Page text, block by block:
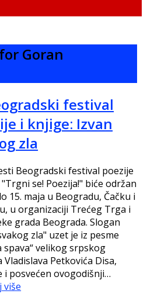
Goran
festival
i knjige: Izvan
zla
Beogradski festival poezije
se! Poezija!" biće održan
15. maja u Beogradu, Čačku i
u organizaciji Trećeg Trga i
grada Beograda. Slogan
zla" uzet je iz pesme
spava“ velikog srpskog
Vladislava Petkovića Disa,
i posvećen ovogodišnji…
više